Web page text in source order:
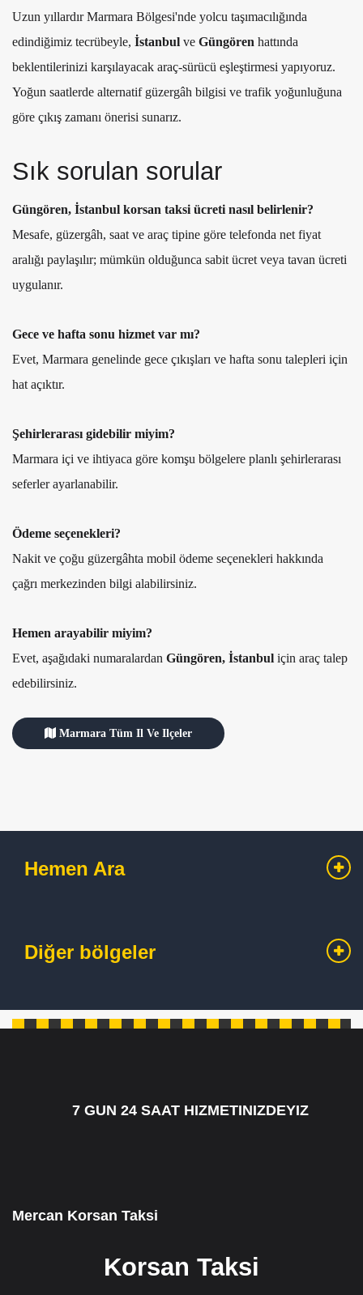
Uzun yıllardır Marmara Bölgesi'nde yolcu taşımacılığında
edindiğimiz tecrübeyle, İstanbul ve Güngören hattında
beklentilerinizi karşılayacak araç-sürücü eşleştirmesi yapıyoruz.
Yoğun saatlerde alternatif güzergâh bilgisi ve trafik yoğunluğuna
göre çıkış zamanı önerisi sunarız.
Sık sorulan sorular
Güngören, İstanbul korsan taksi ücreti nasıl belirlenir?
Mesafe, güzergâh, saat ve araç tipine göre telefonda net fiyat
aralığı paylaşılır; mümkün olduğunca sabit ücret veya tavan ücreti
uygulanır.
Gece ve hafta sonu hizmet var mı?
Evet, Marmara genelinde gece çıkışları ve hafta sonu talepleri için
hat açıktır.
Şehirlerarası gidebilir miyim?
Marmara içi ve ihtiyaca göre komşu bölgelere planlı şehirlerarası
seferler ayarlanabilir.
Ödeme seçenekleri?
Nakit ve çoğu güzergâhta mobil ödeme seçenekleri hakkında
çağrı merkezinden bilgi alabilirsiniz.
Hemen arayabilir miyim?
Evet, aşağıdaki numaralardan Güngören, İstanbul için araç talep
edebilirsiniz.
Marmara Tüm Il Ve Ilçeler
Hemen Ara
Diğer bölgeler
7 GUN 24 SAAT HIZMETINIZDEYIZ
7/24 CAGRI HATTIMIZ 05349795098
Mercan Korsan Taksi
Korsan Taksi